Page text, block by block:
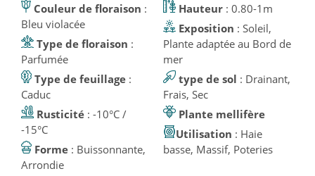
Couleur de floraison :
Bleu violacée
Type de floraison :
Parfumée
Type de feuillage :
Caduc
Rusticité : -10°C /
-15°C
Forme : Buissonnante,
Arrondie
Hauteur: 0.80-1m
Exposition : Soleil,
Plante adaptée au Bord de
mer
type de sol : Drainant,
Frais, Sec
Plante mellifère
Utilisation : Haie
basse, Massif, Poteries